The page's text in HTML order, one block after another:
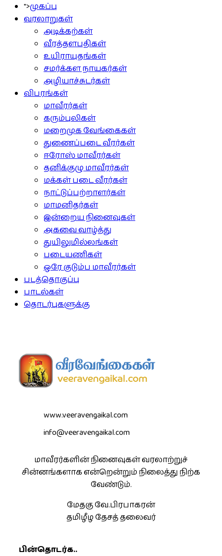
">முகப்பு
வரலாறுகள்
அடிக்கற்கள்
வீரத்தளபதிகள்
உயிராயுதங்கள்
சமர்க்கள நாயகர்கள்
அழியாச்சுடர்கள்
விபரங்கள்
மாவீரர்கள்
கரும்புலிகள்
மறைமுக வேங்கைகள்
துணைப்படை வீரர்கள்
ஈரோஸ் மாவீரர்கள்
தனிக்குழு மாவீரர்கள்
மக்கள் படை வீரர்கள்
நாட்டுப்பற்றாளர்கள்
மாமனிதர்கள்
இன்றைய நினைவுகள்
அகவை வாழ்த்து
துயிலுமில்லங்கள்
படையணிகள்
ஒரே குடும்ப மாவீரர்கள்
படத்தொகுப்பு
பாடல்கள்
தொடர்புகளுக்கு
www.veeravengaikal.com
info@veeravengaikal.com
மாவீரர்களின் நினைவுகள் வரலாற்றுச்
சின்னங்களாக என்றென்றும் நிலைத்து நிற்க
வேண்டும்.
மேதகு வே.பிரபாகரன்
தமிழீழ தேசத் தலைவர்
பின்தொடர்க..